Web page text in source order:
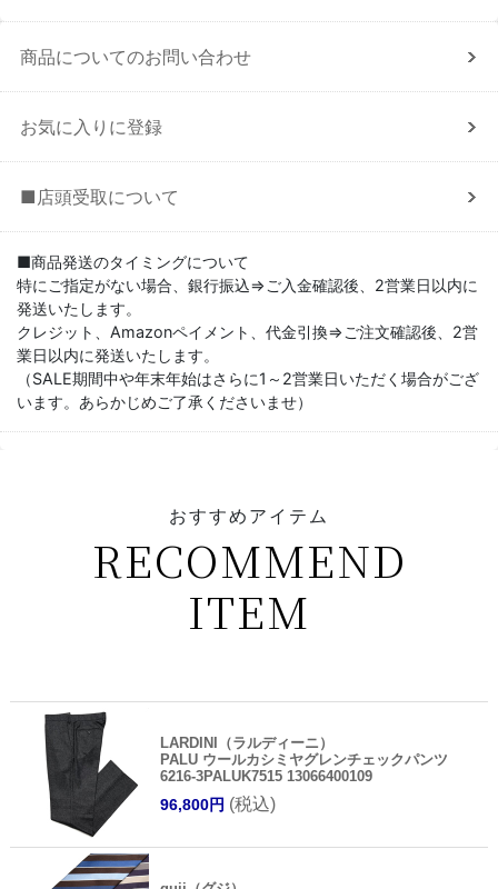
商品についてのお問い合わせ
お気に入りに登録
■店頭受取について
■商品発送のタイミングについて
特にご指定がない場合、銀行振込⇒ご入金確認後、2営業日以内に
発送いたします。
クレジット、Amazonペイメント、代金引換⇒ご注文確認後、2営
業日以内に発送いたします。
（SALE期間中や年末年始はさらに1～2営業日いただく場合がござ
います。あらかじめご了承くださいませ）
おすすめアイテム
RECOMMEND
ITEM
LARDINI（ラルディーニ）
PALU ウールカシミヤグレンチェックパンツ
6216-3PALUK7515 13066400109
96,800円 (税込)